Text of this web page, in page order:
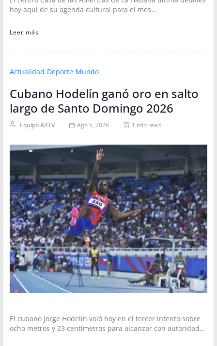
hoy aquí de su agenda cultural para el mes…
Leer más
Actualidad Deporte Mundo
Cubano Hodelín ganó oro en salto
largo de Santo Domingo 2026
Equipo ARTV Ago 5, 2026 1 min read
El cubano Jorge Hodelín voló hoy en el tercer intento sobre
ocho metros y 23 centímetros para alcanzar con autoridad…